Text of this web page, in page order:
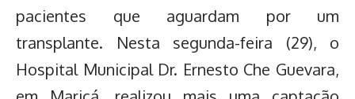
pacientes que aguardam por um
transplante. Nesta segunda-feira (29), o
Hospital Municipal Dr. Ernesto Che Guevara,